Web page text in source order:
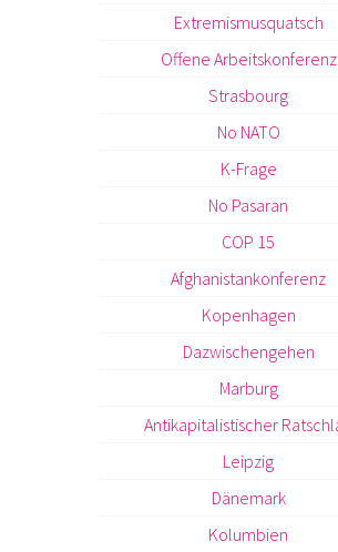
Extremismusquatsch
Offene Arbeitskonferenz
Strasbourg
No NATO
K-Frage
No Pasaran
COP 15
Afghanistankonferenz
Kopenhagen
Dazwischengehen
Marburg
Antikapitalistischer
Leipzig
Dänemark
Kolumbien